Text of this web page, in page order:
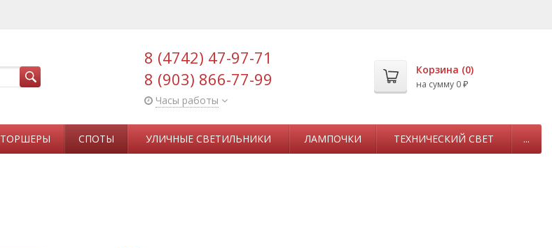
8 (4742) 47-97-71
8 (903) 866-77-99
Часы работы
Корзина (0)
на сумму 0 ₽
ТОРШЕРЫ СПОТЫ УЛИЧНЫЕ СВЕТИЛЬНИКИ ЛАМПОЧКИ ТЕХНИЧЕСКИЙ СВЕТ ...